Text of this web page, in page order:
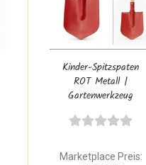
Kinder-Spitzspaten
ROT Metall |
Gartenwerkzeug
Holzstiel
Marketplace Preis: